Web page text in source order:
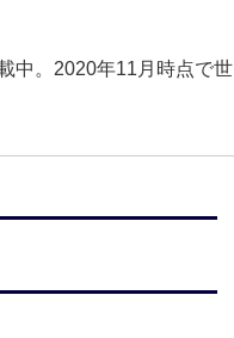
中。2020年11月時点で世